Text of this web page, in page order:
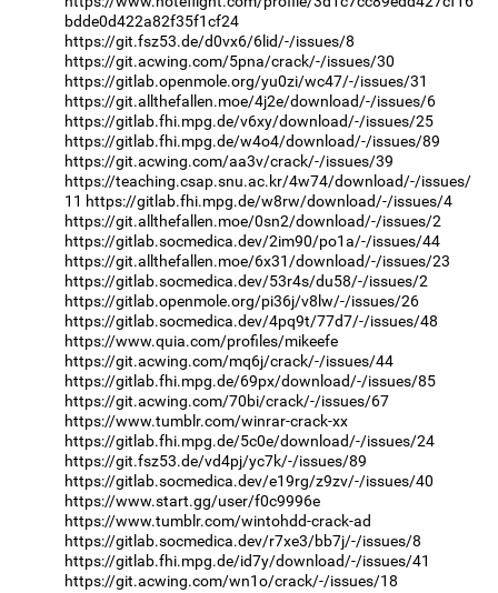
bdde0d422a82f35f1cf24
https://git.fsz53.de/d0vx6/6lid/-/issues/8
https://git.acwing.com/5pna/crack/-/issues/30
https://gitlab.openmole.org/yu0zi/wc47/-/issues/31
https://git.allthefallen.moe/4j2e/download/-/issues/6
https://gitlab.fhi.mpg.de/v6xy/download/-/issues/25
https://gitlab.fhi.mpg.de/w4o4/download/-/issues/89
https://git.acwing.com/aa3v/crack/-/issues/39
https://teaching.csap.snu.ac.kr/4w74/download/-/issues/
11 https://gitlab.fhi.mpg.de/w8rw/download/-/issues/4
https://git.allthefallen.moe/0sn2/download/-/issues/2
https://gitlab.socmedica.dev/2im90/po1a/-/issues/44
https://git.allthefallen.moe/6x31/download/-/issues/23
https://gitlab.socmedica.dev/53r4s/du58/-/issues/2
https://gitlab.openmole.org/pi36j/v8lw/-/issues/26
https://gitlab.socmedica.dev/4pq9t/77d7/-/issues/48
https://www.quia.com/profiles/mikeefe
https://git.acwing.com/mq6j/crack/-/issues/44
https://gitlab.fhi.mpg.de/69px/download/-/issues/85
https://git.acwing.com/70bi/crack/-/issues/67
https://www.tumblr.com/winrar-crack-xx
https://gitlab.fhi.mpg.de/5c0e/download/-/issues/24
https://git.fsz53.de/vd4pj/yc7k/-/issues/89
https://gitlab.socmedica.dev/e19rg/z9zv/-/issues/40
https://www.start.gg/user/f0c9996e
https://www.tumblr.com/wintohdd-crack-ad
https://gitlab.socmedica.dev/r7xe3/bb7j/-/issues/8
https://gitlab.fhi.mpg.de/id7y/download/-/issues/41
https://git.acwing.com/wn1o/crack/-/issues/18